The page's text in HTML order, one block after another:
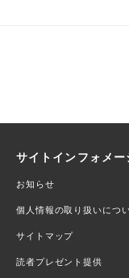
サイトインフォメー
お知らせ
個人情報の取り扱いにつ
サイトマップ
読者プレゼント提供